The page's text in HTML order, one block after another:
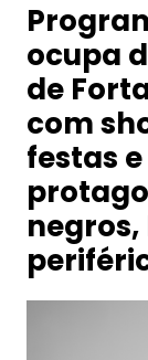
ocupa
de
com
festas
negros,